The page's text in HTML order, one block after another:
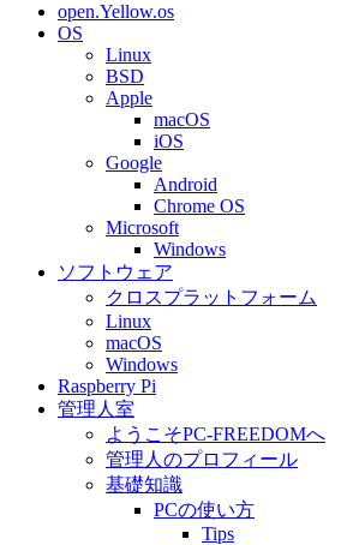
open.Yellow.os
OS
Linux
BSD
Apple
macOS
iOS
Google
Android
Chrome OS
Microsoft
Windows
ソフトウェア
クロスプラットフォーム
Linux
macOS
Windows
Raspberry Pi
管理人室
ようこそPC-FREEDOMへ
管理人のプロフィール
基礎知識
PCの使い方
Tips